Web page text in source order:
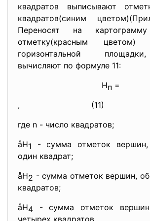
квадратов выписывают
квадратов(синим цветом)(
Переносят на
отметку(красным цветом)
горизонтальной
вычисляют по формуле 11:
Нп =
, (11)
где n - число квадратов;
åH1 - сумма отметок
один квадрат;
åH2 - сумма отметок вершин,
квадратов;
åH4 - сумма отметок
четырех квадратов.